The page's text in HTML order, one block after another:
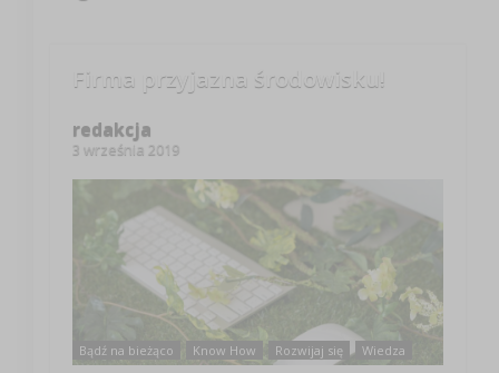
Firma przyjazna środowisku!
redakcja
3 września 2019
Bądź na bieżąco Know How Rozwijaj się Wiedza